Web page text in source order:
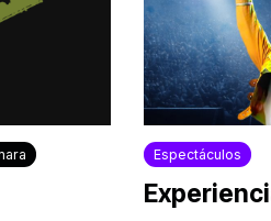
Espectáculos